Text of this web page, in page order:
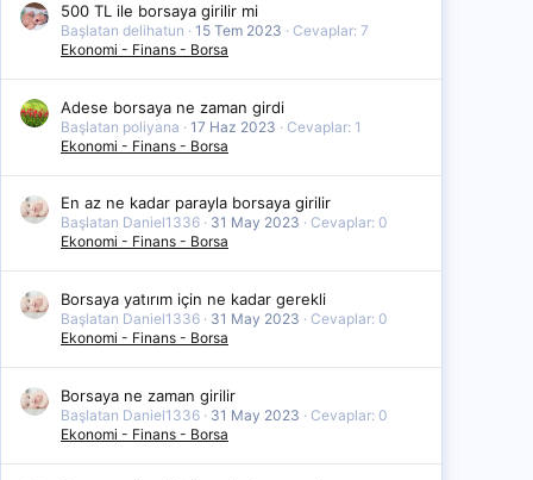
500 TL ile borsaya girilir mi
Başlatan delihatun 15 Tem 2023
Cevaplar: 7
Ekonomi - Finans - Borsa
Adese borsaya ne zaman girdi
Başlatan poliyana 17 Haz 2023
Cevaplar: 1
Ekonomi - Finans - Borsa
En az ne kadar parayla borsaya girilir
Başlatan Daniel1336 31 May 2023
Cevaplar: 0
Ekonomi - Finans - Borsa
Borsaya yatırım için ne kadar gerekli
Başlatan Daniel1336 31 May 2023
Cevaplar: 0
Ekonomi - Finans - Borsa
Borsaya ne zaman girilir
Başlatan Daniel1336 31 May 2023
Cevaplar: 0
Ekonomi - Finans - Borsa